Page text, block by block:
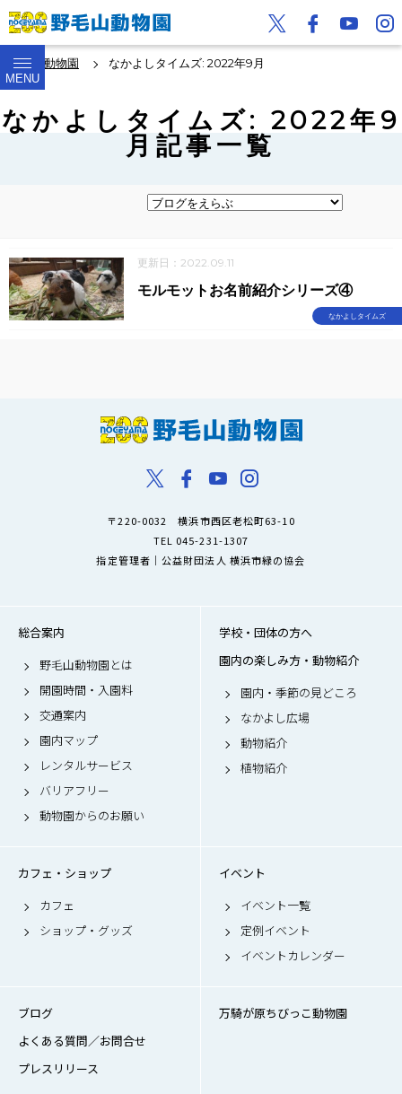
MENU
野毛山動物園 なかよしタイムズ: 2022年9月
なかよしタイムズ: 2022年9
月記事一覧
更新日：2022.09.11
なかよしタイムズ
モルモットお名前紹介シリーズ④
〒220-0032 横浜市西区老松町63-10
TEL 045-231-1307
指定管理者｜公益財団法人 横浜市緑の協会
総合案内
野毛山動物園とは
開園時間・入園料
交通案内
園内マップ
レンタルサービス
バリアフリー
動物園からのお願い
学校・団体の方へ
園内の楽しみ方・動物紹介
園内・季節の見どころ
なかよし広場
動物紹介
植物紹介
カフェ・ショップ
カフェ
ショップ・グッズ
イベント
イベント一覧
定例イベント
イベントカレンダー
ブログ
よくある質問／お問合せ
プレスリリース
万騎が原ちびっこ動物園